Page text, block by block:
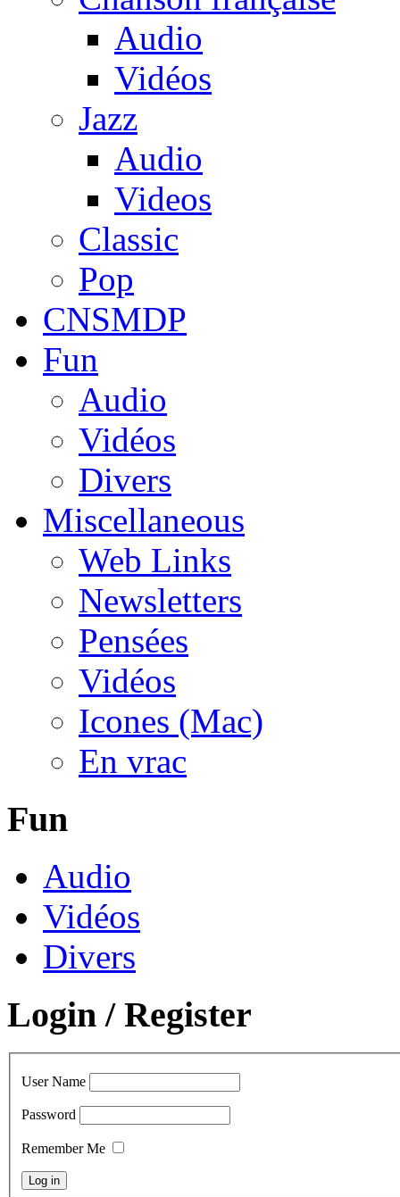
Audio
Vidéos
Jazz
Audio
Videos
Classic
Pop
CNSMDP
Fun
Audio
Vidéos
Divers
Miscellaneous
Web Links
Newsletters
Pensées
Vidéos
Icones (Mac)
En vrac
Fun
Audio
Vidéos
Divers
Login / Register
User Name
Password
Remember Me